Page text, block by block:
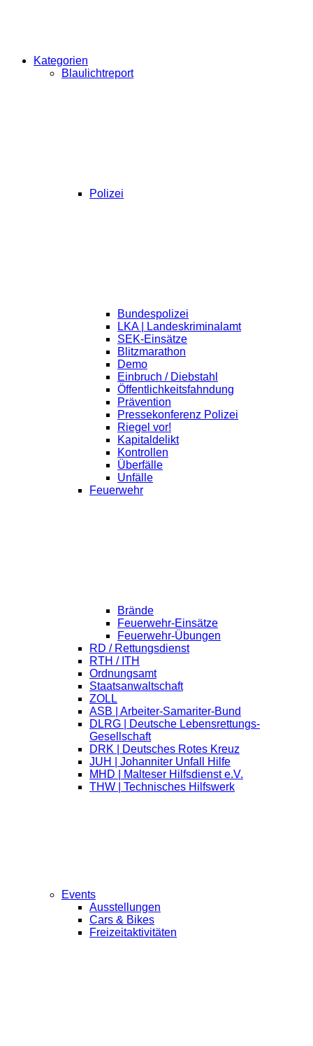
Kategorien
Blaulichtreport
Polizei
Bundespolizei
LKA | Landeskriminalamt
SEK-Einsätze
Blitzmarathon
Demo
Einbruch / Diebstahl
Öffentlichkeitsfahndung
Prävention
Pressekonferenz Polizei
Riegel vor!
Kapitaldelikt
Kontrollen
Überfälle
Unfälle
Feuerwehr
Brände
Feuerwehr-Einsätze
Feuerwehr-Übungen
RD / Rettungsdienst
RTH / ITH
Ordnungsamt
Staatsanwaltschaft
ZOLL
ASB | Arbeiter-Samariter-Bund
DLRG | Deutsche Lebensrettungs-
Gesellschaft
DRK | Deutsches Rotes Kreuz
JUH | Johanniter Unfall Hilfe
MHD | Malteser Hilfsdienst e.V.
THW | Technisches Hilfswerk
Events
Ausstellungen
Cars & Bikes
Freizeitaktivitäten